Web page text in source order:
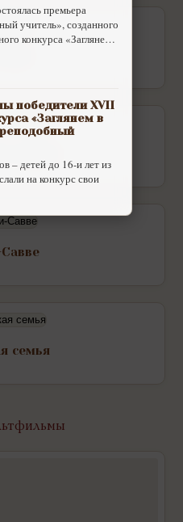
семья
премьера
созданного
конкурса «Заглянем в
победители XVII
«Заглянем в
– детей до 16-и лет из
на конкурс свои